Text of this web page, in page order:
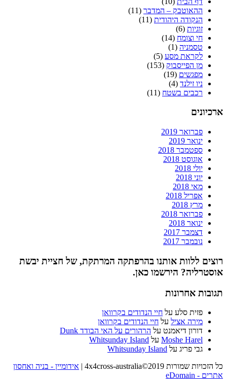
ההאוטבק – המדבר (11)
הנקודה היהודית (11)
זוגיות (6)
חי וצומח (14)
טסמניה (1)
לקראת מסע (5)
מן הפייסבוק (153)
מפגשים (19)
ניו זילנד (4)
רכבים בשטח (11)
ארכיונים
פברואר 2019
ינואר 2019
ספטמבר 2018
אוגוסט 2018
יולי 2018
יוני 2018
מאי 2018
אפריל 2018
מרץ 2018
פברואר 2018
ינואר 2018
דצמבר 2017
נובמבר 2017
רוצים ללוות אותנו בהרפתקה המרתקת, של חציית יבשת
אוסטרליה? הירשמו כאן.
תגובות אחרונות
פזית סלע על חיי הנדודים בקרוואן
מירה אציל על חיי הנדודים בקרוואן
דורון דיאמנט על הרהורים על האי הבודד Dunk
Moshe Harel על Whitsunday Island
גבי פריג על Whitsunday Island
כל הזכויות שמורות 4x4cross-australia©2019
| אידומיין - בניה ואחסון
אתרים - eDomain